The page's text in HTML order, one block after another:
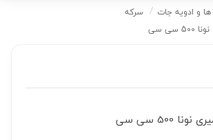
و ادویه جات
سرکه
سی
500 سی سی